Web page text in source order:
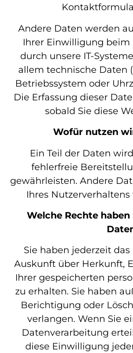
Andere Daten werden
Ihrer Einwilligung beim
durch unsere IT-
allem technische Daten
Betriebssystem oder
Die Erfassung dieser
sobald Sie diese
Wofür nutzen
Ein Teil der Daten
fehlerfreie
gewährleisten. Andere
Ihres
Welche Rechte
Sie haben jederzeit
Auskunft über Herkunft,
Ihrer gespeicherten
zu erhalten. Sie haben
Berichtigung oder
verlangen. Wenn Sie
Datenverarbeitung
diese Einwilligung